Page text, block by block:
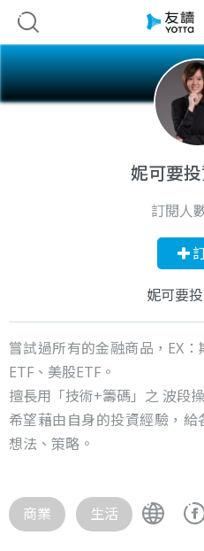
妮可要
訂閱人
妮可要
嘗試過所有的金融商品，EX
ETF、美股ETF。
擅長用「技術+籌碼」之 波段
希望藉由自身的投資經驗，給
想法、策略。
商業 生活